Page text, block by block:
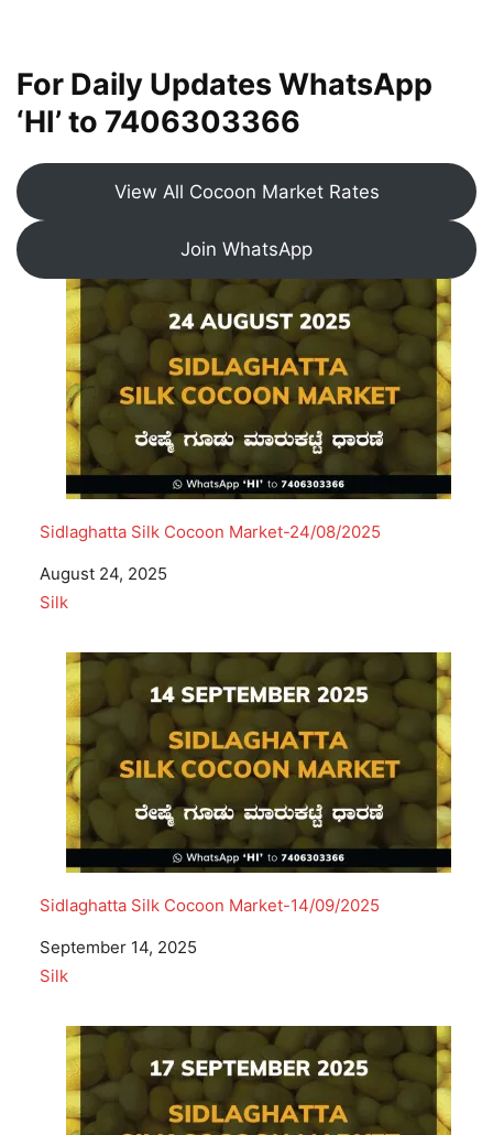
For Daily Updates WhatsApp
‘HI’ to 7406303366
View All Cocoon Market Rates
Join WhatsApp
Sidlaghatta Silk Cocoon Market-24/08/2025
Date
August 24, 2025
In relation to
Silk
Sidlaghatta Silk Cocoon Market-14/09/2025
Date
September 14, 2025
In relation to
Silk